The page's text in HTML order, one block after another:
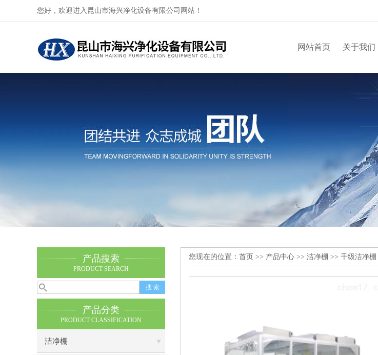
您好，欢迎进入昆山市海兴净化设备有限公司网站！
网站首页 关于我们
产品搜索
PRODUCT SEARCH
产品分类
PRODUCT CLASSIFICATION
洁净棚
您现在的位置： 首页 >> 产品中心 >> 洁净棚 >> 千级洁净棚